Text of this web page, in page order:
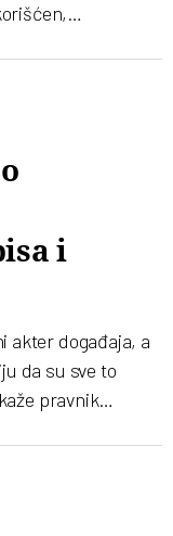
i
akter događaja, a
da su sve to
pravnik